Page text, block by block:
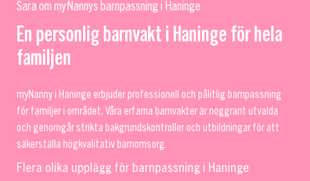
Sara om myNannys barnpassning i Haninge
En personlig barnvakt i Haninge för hela
familjen
myNanny i Haninge erbjuder professionell och pålitlig barnpassning
för familjer i området. Våra erfarna barnvakter är noggrant utvalda
och genomgår strikta bakgrundskontroller och utbildningar för att
säkerställa högkvalitativ barnomsorg.
Flera olika upplägg för barnpassning i Haninge